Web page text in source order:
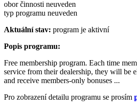
obor činnosti neuveden
typ programu neuveden
Aktuální stav: program je aktivní
Popis programu:
Free membership program. Each time
service from their dealership, they will be
and receive members-only bonuses ...
Pro zobrazení detailu programu se prosím